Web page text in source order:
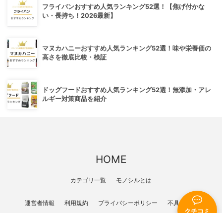
クチコミ
フライパンおすすめ人気ランキング52選！【焦げ付かな
い・長持ち！2026最新】
マヌカハニーおすすめ人気ランキング52選！味や栄養価の
高さを徹底比較・検証
ドッグフードおすすめ人気ランキング52選！無添加・アレ
ルギー対策商品を紹介
HOME
カテゴリ一覧 モノシルとは
運営者情報 利用規約 プライバシーポリシー 不具合報告